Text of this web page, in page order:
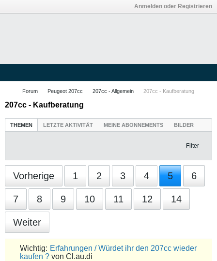
Anmelden oder Registrieren
Forum Peugeot 207cc 207cc - Allgemein 207cc - Kaufberatung
207cc - Kaufberatung
THEMEN LETZTE AKTIVITÄT MEINE ABONNEMENTS BILDER
Filter
Vorherige 1 2 3 4 5 6
7 8 9 10 11 12 14
Weiter
Wichtig: Erfahrungen / Würdet ihr den 207cc wieder
kaufen ? von Cl.au.di